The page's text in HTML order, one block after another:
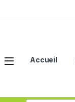
Accueil